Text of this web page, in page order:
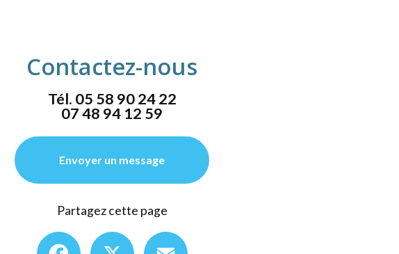
Contactez-nous
Tél. 05 58 90 24 22
07 48 94 12 59
Envoyer un message
Partagez cette page
Facebook